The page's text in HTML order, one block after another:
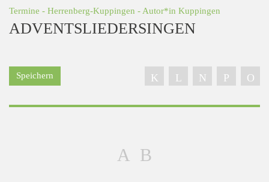
Termine - Herrenberg-Kuppingen - Autor*in Kuppingen
ADVENTSLIEDERSINGEN
Speichern